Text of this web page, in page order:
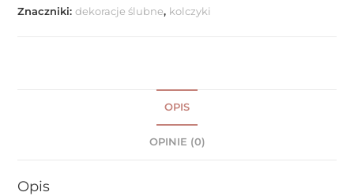
Znaczniki:dekoracje ślubne, kolczyki
OPIS
OPINIE (0)
Opis